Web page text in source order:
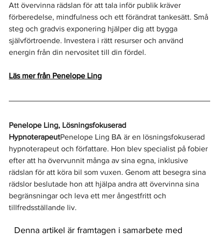
Att övervinna rädslan för att tala inför publik kräver
förberedelse, mindfulness och ett förändrat tankesätt. Små
steg och gradvis exponering hjälper dig att bygga
självförtroende. Investera i rätt resurser och använd
energin från din nervositet till din fördel.
Läs mer från Penelope Ling
Penelope Ling, Lösningsfokuserad
HypnoterapeutPenelope Ling BA är en lösningsfokuserad
hypnoterapeut och författare. Hon blev specialist på fobier
efter att ha övervunnit många av sina egna, inklusive
rädslan för att köra bil som vuxen. Genom att besegra sina
rädslor beslutade hon att hjälpa andra att övervinna sina
begränsningar och leva ett mer ångestfritt och
tillfredsställande liv.
Denna artikel är framtagen i samarbete med